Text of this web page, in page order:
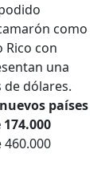
como
Rico con
una
de dólares.
países